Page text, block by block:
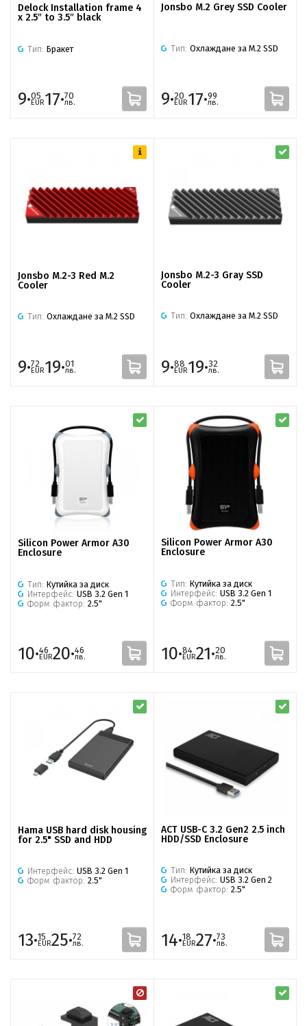
Delock Installation frame 4
x 2.5″ to 3.5″ black
Тип: Бракет
9·05
EUR17·70
лв.
Jonsbo M.2 Grey SSD Cooler
Тип: Охлаждане за M.2 SSD
9·20
EUR17·99
лв.
Jonsbo M.2-3 Red M.2
Cooler
Тип: Охлаждане за M.2 SSD
9·72
EUR19·01
лв.
Jonsbo M.2-3 Gray SSD
Cooler
Тип: Охлаждане за M.2 SSD
9·88
EUR19·32
лв.
Silicon Power Armor A30
Enclosure
Тип: Кутийка за диск
Интерфейс: USB 3.2 Gen 1
Форм фактор: 2.5"
10·46
EUR20·46
лв.
Silicon Power Armor A30
Enclosure
Тип: Кутийка за диск
Интерфейс: USB 3.2 Gen 1
Форм фактор: 2.5"
10·84
EUR21·20
лв.
Hama USB hard disk housing
for 2.5" SSD and HDD
Интерфейс: USB 3.2 Gen 1
Форм фактор: 2.5"
13·15
EUR25·72
лв.
ACT USB-C 3.2 Gen2 2.5 inch
HDD/SSD Enclosure
Тип: Кутийка за диск
Интерфейс: USB 3.2 Gen 2
Форм фактор: 2.5"
14·18
EUR27·73
лв.